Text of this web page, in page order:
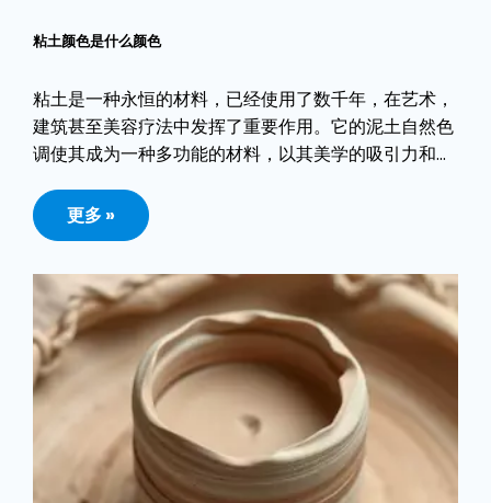
粘土颜色是什么颜色
粘土是一种永恒的材料，已经使用了数千年，在艺术，
建筑甚至美容疗法中发挥了重要作用。它的泥土自然色
调使其成为一种多功能的材料，以其美学的吸引力和功
更多 »